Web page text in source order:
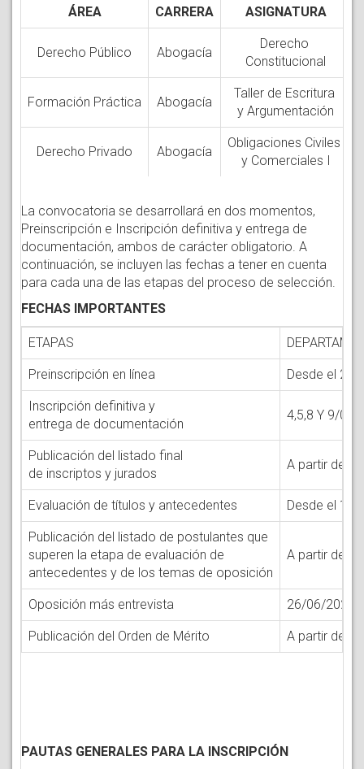
ÁREA CARRERA ASIGNATURA
Derecho Público Abogacía
Derecho
Constitucional
Formación Práctica Abogacía
Taller de Escritura
y Argumentación
Derecho Privado Abogacía
Obligaciones Civiles
y Comerciales I
La convocatoria se desarrollará en dos momentos,
Preinscripción e Inscripción definitiva y entrega de
documentación, ambos de carácter obligatorio. A
continuación, se incluyen las fechas a tener en cuenta
para cada una de las etapas del proceso de selección.
FECHAS IMPORTANTES
ETAPAS
Preinscripción en línea Desde el 20
Inscripción definitiva y
entrega de documentación
4,5,8 Y 9/06/
Publicación del listado final
de inscriptos y jurados
A partir del
Evaluación de títulos y antecedentes Desde el 17
Publicación del listado de postulantes que
superen la etapa de evaluación de
antecedentes y de los temas de oposición
A partir del
Oposición más entrevista 26/06/2026
Publicación del Orden de Mérito A partir del
PAUTAS GENERALES PARA LA INSCRIPCIÓN